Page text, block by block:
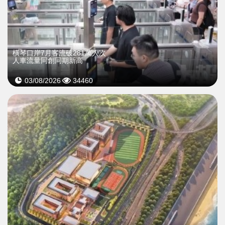
橫琴口岸7月客流破281萬人次
人車流量同創同期新高
03/08/2026 34460